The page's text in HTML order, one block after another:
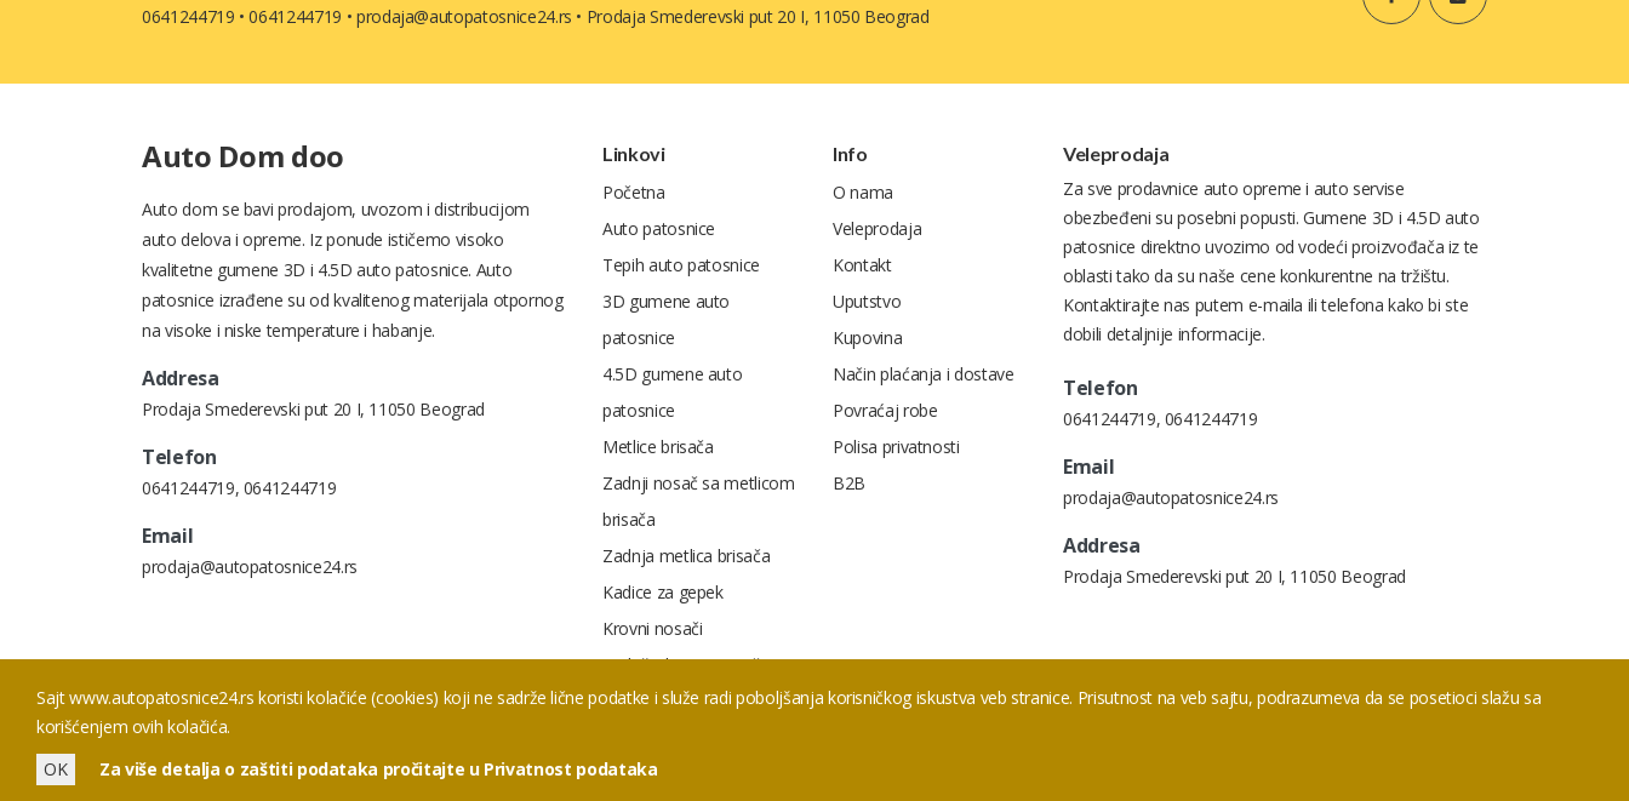
0641244719 •0641244719 • prodaja@autopatosnice24.rs • Prodaja Smederevski put 20 I, 11050 Beograd
Sajt www.autopatosnice24.rs koristi kolačiće (cookies) koji ne sadrže lične podatke i služe radi poboljšanja korisničkog iskustva veb stranice. Prisutnost na veb sajtu, podrazumeva da se posetioci slažu sa
korišćenjem ovih kolačića.
OK
Za više detalja o zaštiti podataka pročitajte u Privatnost podataka
Auto Dom doo
Auto dom se bavi prodajom, uvozom i distribucijom
auto delova i opreme. Iz ponude ističemo visoko
kvalitetne gumene 3D i 4.5D auto patosnice. Auto
patosnice izrađene su od kvalitenog materijala otpornog
na visoke i niske temperature i habanje.
Addresa
Prodaja Smederevski put 20 I, 11050 Beograd
Telefon
0641244719, 0641244719
Email
prodaja@autopatosnice24.rs
Linkovi
Početna
Auto patosnice
Tepih auto patosnice
3D gumene auto
patosnice
4.5D gumene auto
patosnice
Metlice brisača
Zadnji nosač sa metlicom
brisača
Zadnja metlica brisača
Kadice za gepek
Krovni nosači
Uzdužni krovni nosači
Krovni nosači
Kontakt
Info
O nama
Veleprodaja
Kontakt
Uputstvo
Kupovina
Način plaćanja i dostave
Povraćaj robe
Polisa privatnosti
B2B
Veleprodaja
Za sve prodavnice auto opreme i auto servise
obezbeđeni su posebni popusti. Gumene 3D i 4.5D auto
patosnice direktno uvozimo od vodeći proizvođača iz te
oblasti tako da su naše cene konkurentne na tržištu.
Kontaktirajte nas putem e-maila ili telefona kako bi ste
dobili detaljnije informacije.
Telefon
0641244719, 0641244719
Email
prodaja@autopatosnice24.rs
Addresa
Prodaja Smederevski put 20 I, 11050 Beograd